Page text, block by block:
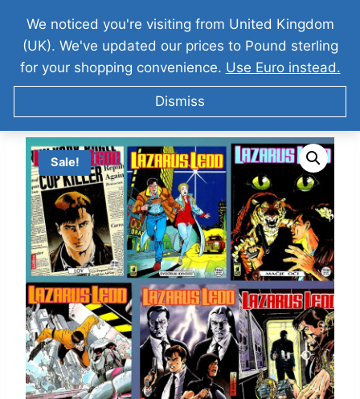
Sale!
We noticed you're visiting from United Kingdom
(UK). We've updated our prices to Pound sterling
for your shopping convenience. Use Euro instead.
Dismiss